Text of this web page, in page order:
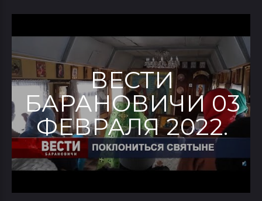
ВЕСТИ
БАРАНОВИЧИ 03
ФЕВРАЛЯ 2022.